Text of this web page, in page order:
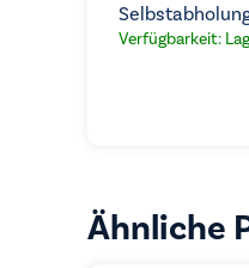
Verfügbarkeit:
Ähnliche